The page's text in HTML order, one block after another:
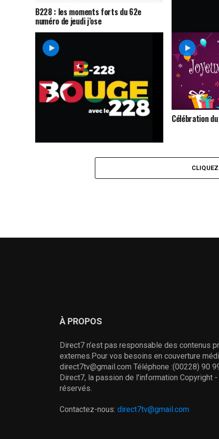
B228 : les moments forts du 62e
numéro de jeudi j’ose
Télé-achat :
présente le
première
Télé-achat N°34: c’est parti!
Célébration
À PROPOS
Direct7 n’est pas responsable des contenus
externes.Pour vos besoins en couverture
direct7tv@gmail.com Téléphone :(00228) 90
Direct7, la passion de l'information Copyright
réservés.
Contactez-nous: direct7tv@gmail.com